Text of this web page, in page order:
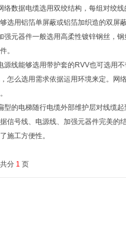
络数据电缆选用双绞结构，每组对绞
选用铝箔单屏蔽或铝箔加织造的双屏
强元器件一般选用高柔性镀锌钢丝，
。
源线能够选用带护套的RVV也可选用
怎么选用需求依据运用环境来定。网
型的电梯随行电缆外部维护层对线缆
信号线、电源线、加强元器件完美的
施工方便性。
分 1 页